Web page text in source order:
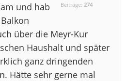
Beiträge: 274
und hab
über die Meyr-Kur
Haushalt und später
ganz dringenden
Hätte sehr gerne mal